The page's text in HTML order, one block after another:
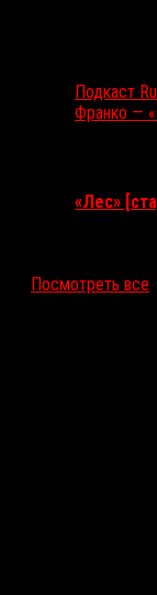
Подкаст
Франко —
«Лес»
Посмотреть все